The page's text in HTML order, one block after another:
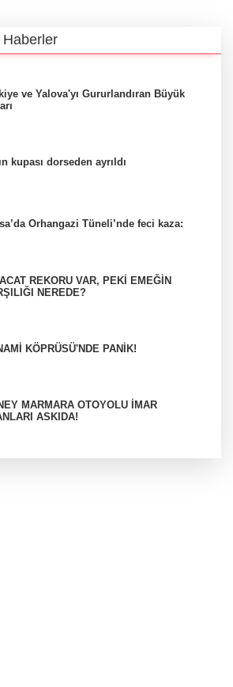
ve Yalova'yı Gururlandıran Büyük
kupası dorseden ayrıldı
Orhangazi Tüneli’nde feci kaza:
REKORU VAR, PEKİ EMEĞİN
NEREDE?
KÖPRÜSÜ'NDE PANİK!
MARMARA OTOYOLU İMAR
ASKIDA!